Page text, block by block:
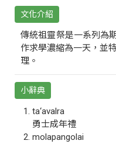
文化介紹
傳統祖靈祭是一系列為
作求學濃縮為一天，並
理。
小辭典
ta‘avalra
勇士成年禮
molapangolai